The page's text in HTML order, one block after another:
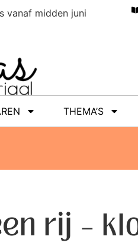
vanaf midden juni
THEMA’S
rij –